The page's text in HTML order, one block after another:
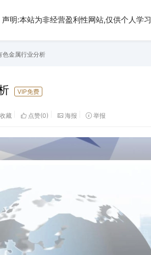
声明:本站为非经营盈利性网站,仅供个人学习
金属行业分析
VIP免费
收藏 点赞(0) 海报 举报